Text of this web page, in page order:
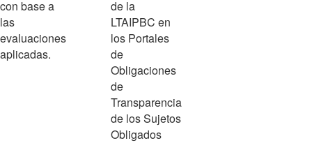
con base a
las
evaluaciones
aplicadas.
de la
LTAIPBC en
los Portales
de
Obligaciones
de
Transparencia
de los Sujetos
Obligados